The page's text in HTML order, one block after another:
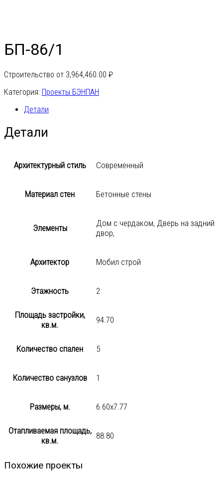
БП-86/1
Строительство от 3,964,460.00 ₽
Категория: Проекты БЭНПАН
Детали
Детали
Архитектурный стиль Современный
Материал стен Бетонные стены
Элементы
Дом с чердаком, Дверь на задний
двор,
Архитектор Мобил строй
Этажность 2
Площадь застройки,
кв.м.
94.70
Количество спален 5
Количество санузлов 1
Размеры, м. 6.60х7.77
Отапливаемая площадь,
кв.м.
88.80
Похожие проекты